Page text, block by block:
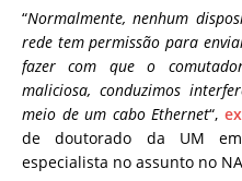
“Normalmente, nenhum
rede tem permissão para
fazer com que o
maliciosa, conduzimos
meio de um cabo Ethernet“,
de doutorado da UM
especialista no assunto no